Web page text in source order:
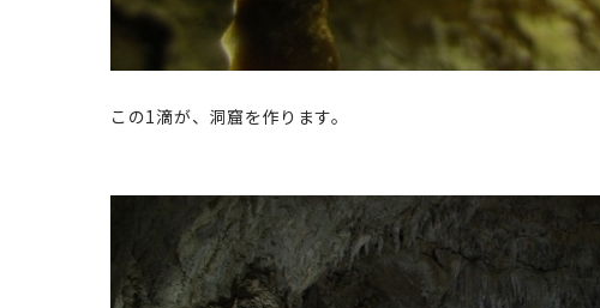
この1滴が、洞窟を作ります。